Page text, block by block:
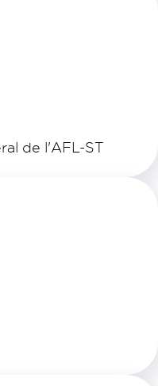
de l'AFL-ST